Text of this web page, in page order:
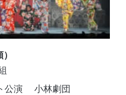
公演
小林劇団